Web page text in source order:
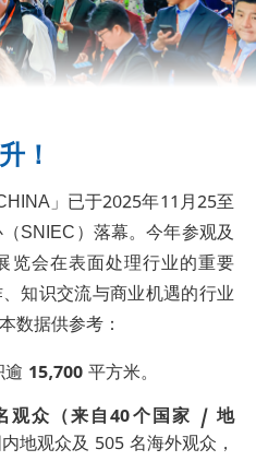
！
」已于2025年11月25至
SNIEC）落幕。今年参观及
览会在表面处理行业的重要
知识交流与商业机遇的行业
数据供参考：
逾 15,700 平方米。
观众（来自40个国家 / 地
地观众及 505 名海外观众，